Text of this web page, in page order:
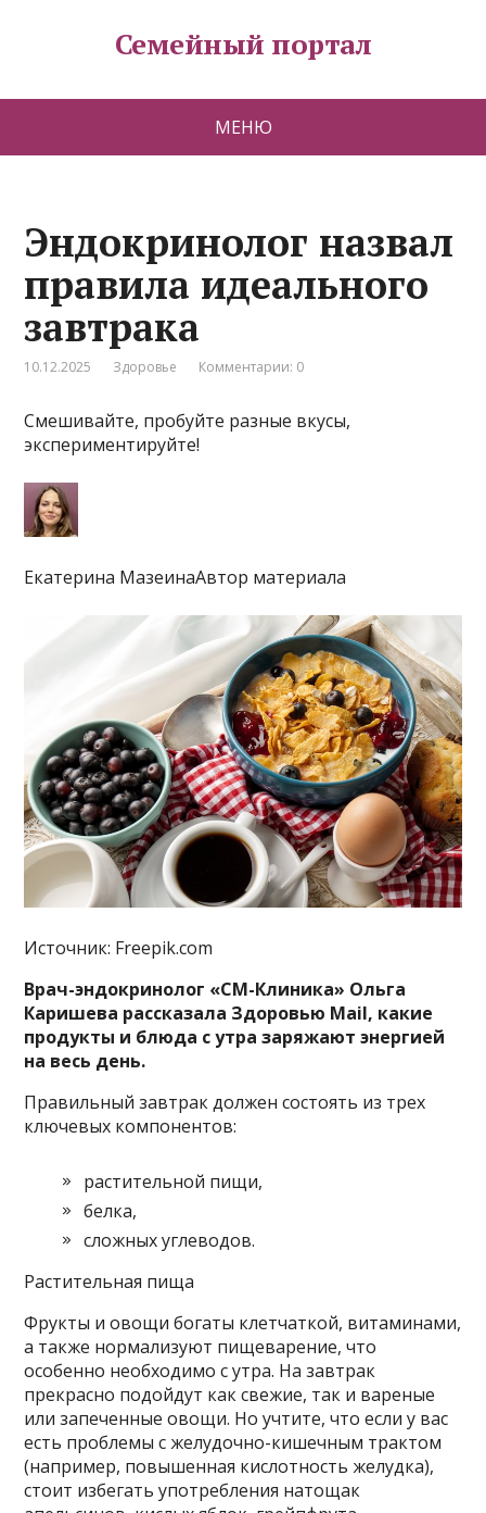
Семейный портал
МЕНЮ
Эндокринолог назвал
правила идеального
завтрака
10.12.2025 Здоровье Комментарии: 0
Смешивайте, пробуйте разные вкусы,
экспериментируйте!
Екатерина МазеинаАвтор материала
Источник: Freepik.com
Врач-эндокринолог «СМ-Клиника» Ольга
Каришева рассказала Здоровью Mail, какие
продукты и блюда с утра заряжают энергией
на весь день.
Правильный завтрак должен состоять из трех
ключевых компонентов:
растительной пищи,
белка,
сложных углеводов.
Растительная пища
Фрукты и овощи богаты клетчаткой, витаминами,
а также нормализуют пищеварение, что
особенно необходимо с утра. На завтрак
прекрасно подойдут как свежие, так и вареные
или запеченные овощи. Но учтите, что если у вас
есть проблемы с желудочно-кишечным трактом
(например, повышенная кислотность желудка),
стоит избегать употребления натощак